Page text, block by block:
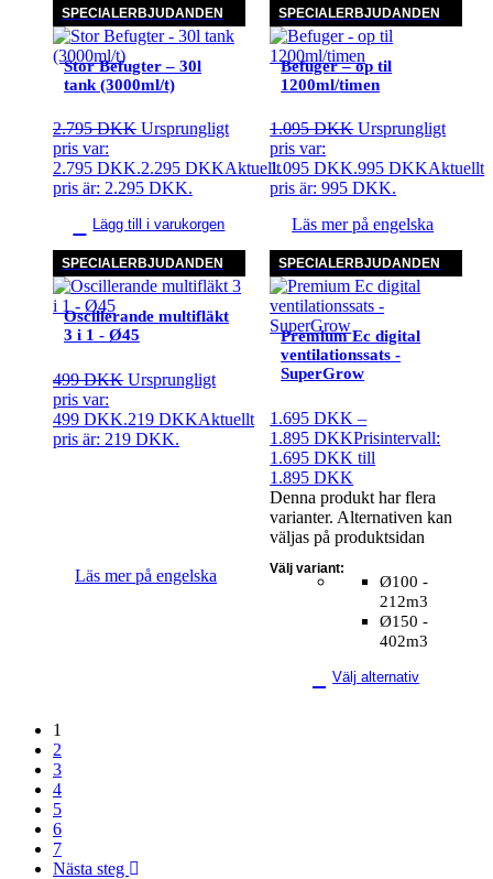
SPECIALERBJUDANDEN
Stor Befugter – 30l
tank (3000ml/t)
2.795DKK Ursprungligt
pris var:
2.795 DKK.2.295 DKKAktuellt
pris är: 2.295 DKK.
Lägg till i varukorgen
SPECIALERBJUDANDEN
Befuger – op til
1200ml/timen
1.095DKK Ursprungligt
pris var:
1.095 DKK.995DKKAktuellt
pris är: 995 DKK.
Läs mer på engelska
SPECIALERBJUDANDEN
Oscillerande multifläkt
3 i 1 - Ø45
499DKK Ursprungligt
pris var:
499 DKK.219 DKKAktuellt
pris är: 219 DKK.
Läs mer på engelska
SPECIALERBJUDANDEN
Premium Ec digital
ventilationssats -
SuperGrow
1.695DKK –
1.895DKKPrisintervall:
1.695 DKK till
1.895 DKK
Ø100 -
212m3
Ø150 -
402m3
Välj variant:
Välj alternativ
Denna produkt har flera
varianter. Alternativen kan
väljas på produktsidan
1
2
3
4
5
6
7
Nästa steg